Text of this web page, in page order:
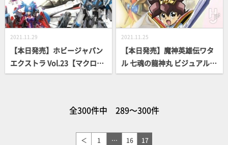
2021.11.29
【本日発売】ホビージャパン
エクストラ Vol.23【マクロス
モデラーズ】
2021.11.25
【本日発売】魔神英雄伝ワタ
ル 七魂の龍神丸 ビジュアル＆
ストーリー【特別付録付き】
全300件中 289～300件
＜ 1 … 16 17